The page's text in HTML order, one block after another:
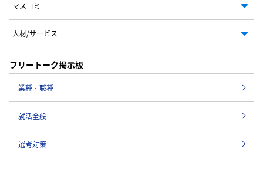
マスコミ
人材/サービス
フリートーク掲示板
業種・職種
就活全般
選考対策